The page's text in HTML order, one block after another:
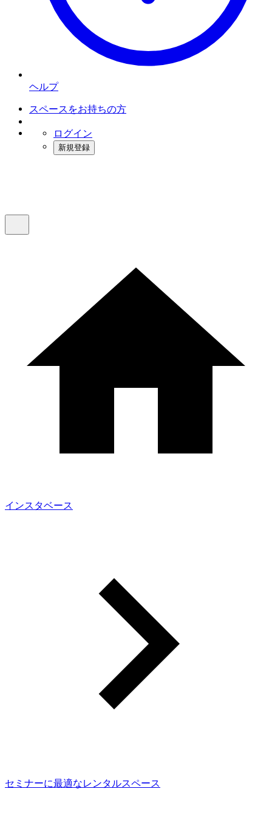
ヘルプ
スペースをお持ちの方
ログイン
新規登録
インスタベース
セミナーに最適なレンタルスペース